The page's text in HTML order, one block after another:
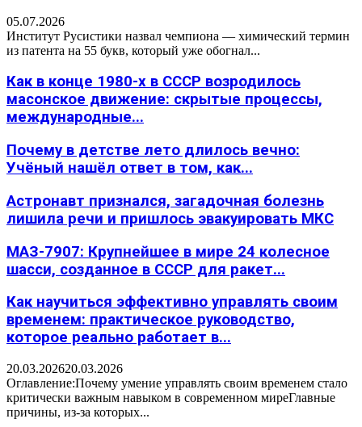
05.07.2026
Институт Русистики назвал чемпиона — химический термин
из патента на 55 букв, который уже обогнал...
Как в конце 1980-х в СССР возродилось
масонское движение: скрытые процессы,
международные...
Почему в детстве лето длилось вечно:
Учёный нашёл ответ в том, как...
Астронавт признался, загадочная болезнь
лишила речи и пришлось эвакуировать МКС
МАЗ-7907: Крупнейшее в мире 24 колесное
шасси, созданное в СССР для ракет...
Как научиться эффективно управлять своим
временем: практическое руководство,
которое реально работает в...
20.03.202620.03.2026
Оглавление:Почему умение управлять своим временем стало
критически важным навыком в современном миреГлавные
причины, из-за которых...